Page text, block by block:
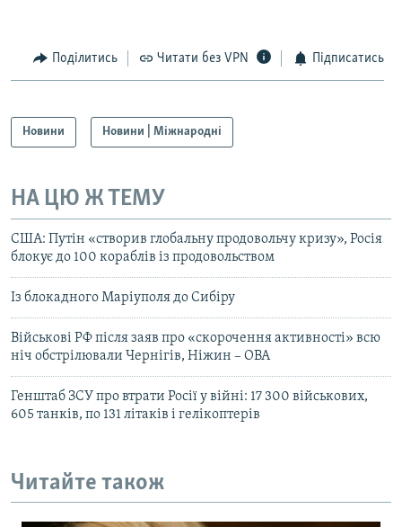
Поділитись Читати без VPN Підписатись
Новини Новини | Міжнародні
НА ЦЮ Ж ТЕМУ
США: Путін «створив глобальну продовольчу кризу», Росія
блокує до 100 кораблів із продовольством
Із блокадного Маріуполя до Сибіру
Військові РФ після заяв про «скорочення активності» всю
ніч обстрілювали Чернігів, Ніжин – ОВА
Генштаб ЗСУ про втрати Росії у війні: 17 300 військових,
605 танків, по 131 літаків і гелікоптерів
Читайте також